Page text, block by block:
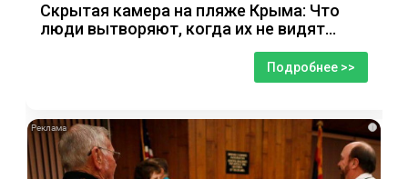
Скрытая камера на пляже Крыма: Что
люди вытворяют, когда их не видят...
Подробнее >>
i